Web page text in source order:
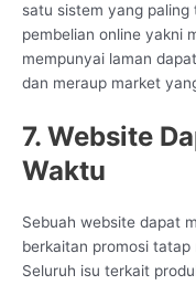
satu sistem yang
pembelian online yakni
mempunyai laman
dan meraup market
7. Website
Waktu
Sebuah website dapat
berkaitan promosi tatap
Seluruh isu terkait